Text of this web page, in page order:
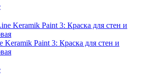
Keramik Paint 3: Краска для стен и